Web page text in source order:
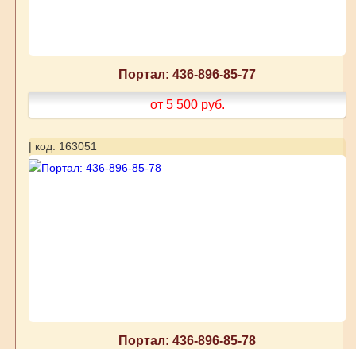
Портал: 436-896-85-77
от 5 500 руб.
| код: 163051
Портал: 436-896-85-78